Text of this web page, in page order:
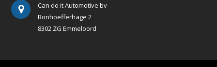
Can do it Automotive bv
Bonhoefferhage 2
8302 ZG Emmeloord